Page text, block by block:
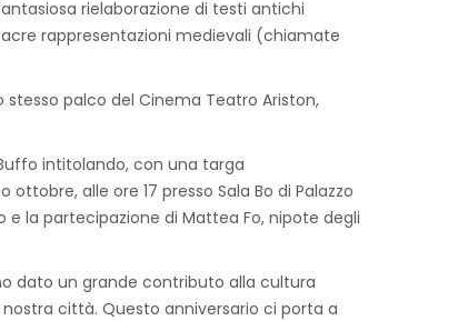
rielaborazione di testi antichi
rappresentazioni medievali (chiamate
stesso palco del Cinema Teatro Ariston,
intitolando, con una targa
alle ore 17 presso Sala Bo di Palazzo
la partecipazione di Mattea Fo, nipote degli
dato un grande contributo alla cultura
città. Questo anniversario ci porta a